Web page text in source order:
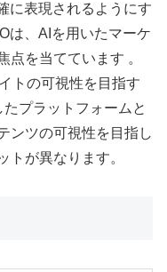
に表現されるようにす
は、AIを用いたマーケ
点を当てています 。
トの可視性を目指す
プラットフォームと
ンツの可視性を目指し
トが異なります。